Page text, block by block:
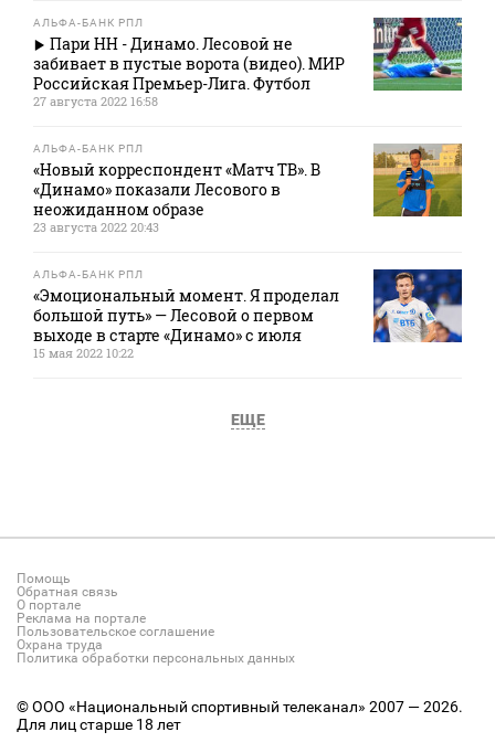
АЛЬФА-БАНК РПЛ
Пари НН - Динамо. Лесовой не
забивает в пустые ворота (видео). МИР
Российская Премьер-Лига. Футбол
27 августа 2022 16:58
АЛЬФА-БАНК РПЛ
«Новый корреспондент «Матч ТВ». В
«Динамо» показали Лесового в
неожиданном образе
23 августа 2022 20:43
АЛЬФА-БАНК РПЛ
«Эмоциональный момент. Я проделал
большой путь» — Лесовой о первом
выходе в старте «Динамо» с июля
15 мая 2022 10:22
ЕЩЕ
Помощь
Обратная связь
О портале
Реклама на портале
Пользовательское соглашение
Охрана труда
Политика обработки персональных данных
© ООО «Национальный спортивный телеканал» 2007 — 2026.
Для лиц старше 18 лет